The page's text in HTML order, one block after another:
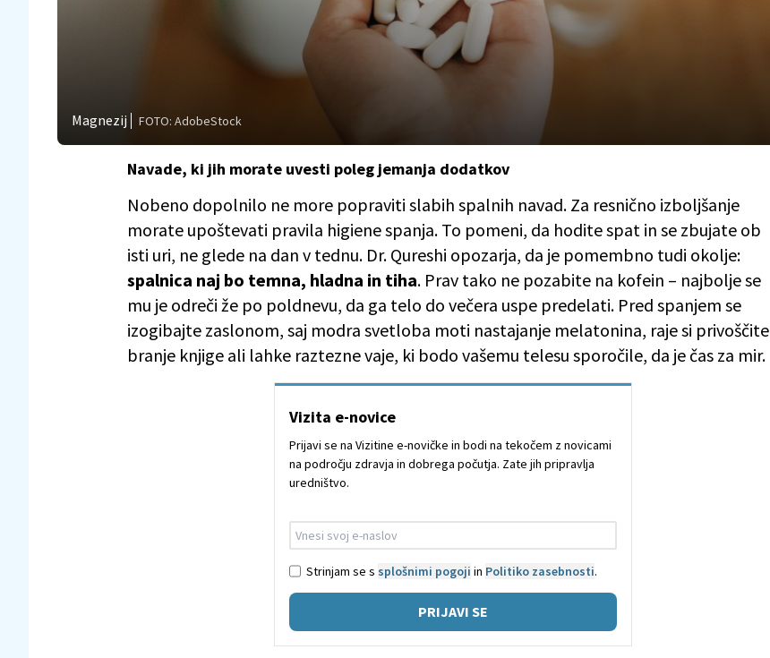
Magnezij FOTO: AdobeStock
Navade, ki jih morate uvesti poleg jemanja dodatkov
Nobeno dopolnilo ne more popraviti slabih spalnih navad. Za resnično izboljšanje
morate upoštevati pravila higiene spanja. To pomeni, da hodite spat in se zbujate ob
isti uri, ne glede na dan v tednu. Dr. Qureshi opozarja, da je pomembno tudi okolje:
spalnica naj bo temna, hladna in tiha. Prav tako ne pozabite na kofein – najbolje se
mu je odreči že po poldnevu, da ga telo do večera uspe predelati. Pred spanjem se
izogibajte zaslonom, saj modra svetloba moti nastajanje melatonina, raje si privoščite
branje knjige ali lahke raztezne vaje, ki bodo vašemu telesu sporočile, da je čas za mir.
Vizita e-novice
Prijavi se na Vizitine e-novičke in bodi na tekočem z novicami
na področju zdravja in dobrega počutja. Zate jih pripravlja
uredništvo.
Strinjam se s splošnimi pogoji in Politiko zasebnosti.
PRIJAVI SE